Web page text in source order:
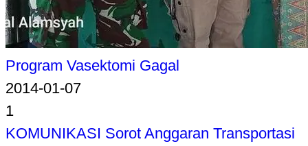
Program Vasektomi Gagal
2014-01-07
1
KOMUNIKASI Sorot Anggaran Transportasi